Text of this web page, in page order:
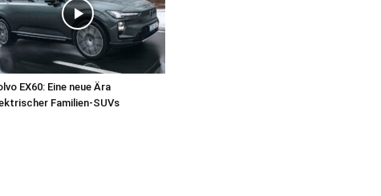
EX60: Eine neue Ära
Familien-SUVs